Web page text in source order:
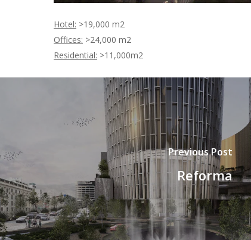
Hotel: >19,000 m2
Offices: >24,000 m2
Residential: >11,000m2
Previous Post
Reforma